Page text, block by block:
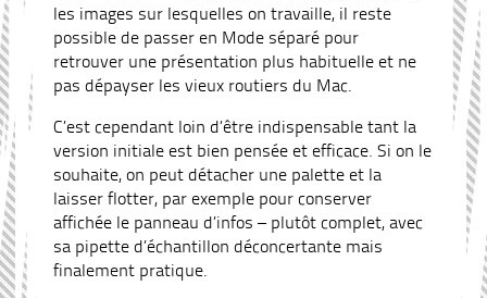
les images sur lesquelles on travaille, il reste
possible de passer en Mode séparé pour
retrouver une présentation plus habituelle et ne
pas dépayser les vieux routiers du Mac.
C’est cependant loin d’être indispensable tant la
version initiale est bien pensée et efficace. Si on le
souhaite, on peut détacher une palette et la
laisser flotter, par exemple pour conserver
affichée le panneau d’infos – plutôt complet, avec
sa pipette d’échantillon déconcertante mais
finalement pratique.